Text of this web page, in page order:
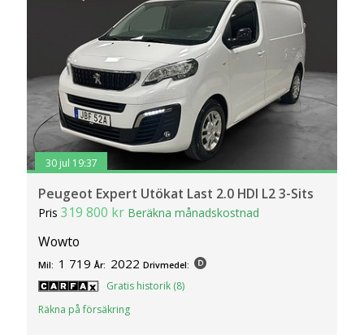
30 jul 19:37
Peugeot Expert Utökat Last 2.0 HDI L2 3-Sits
Pris319 800 kr Beräkna månadskostnad
Wowto
Mil: 1 719 År: 2022 Drivmedel:
Gratis historik (8)
Räkna på försäkring